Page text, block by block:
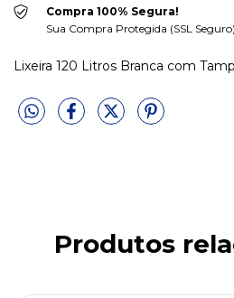
Compra 100% Segura!
Sua Compra Protegida (SSL Seguro).
Lixeira 120 Litros Branca com
Produtos